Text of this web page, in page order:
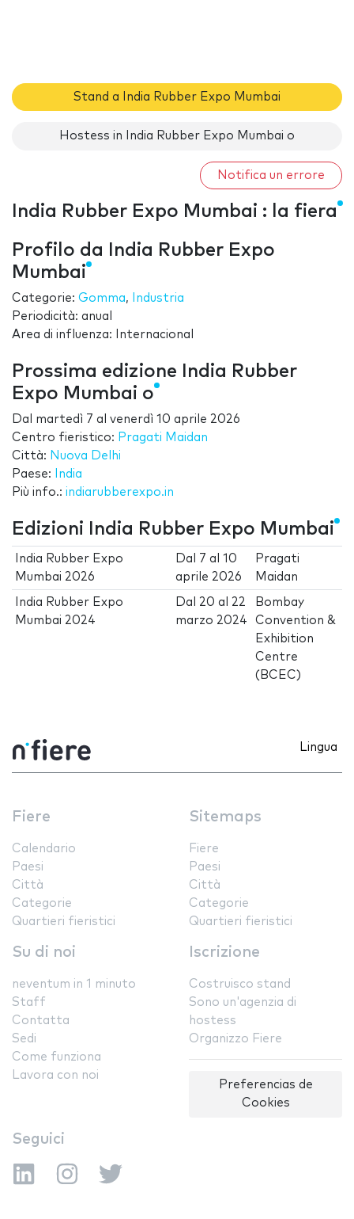
Stand a India Rubber Expo Mumbai
Hostess in India Rubber Expo Mumbai o
Notifica un errore
India Rubber Expo Mumbai : la fiera
Profilo da India Rubber Expo
Mumbai
Categorie: Gomma,
Industria
Periodicità: anual
Area di influenza: Internacional
Prossima edizione India Rubber
Expo Mumbai o
Dal martedì 7 al venerdì 10 aprile 2026
Centro fieristico: Pragati Maidan
Città: Nuova Delhi
Paese:
India
Più info.: indiarubberexpo.in
Edizioni India Rubber Expo Mumbai
India Rubber Expo
Mumbai 2026
Dal 7 al10
aprile 2026
Pragati
Maidan
India Rubber Expo
Mumbai 2024
Dal 20 al 22
marzo 2024
Bombay
Convention &
Exhibition
Centre
(BCEC)
Lingua
Fiere
Calendario
Paesi
Città
Categorie
Quartieri fieristici
Sitemaps
Fiere
Paesi
Città
Categorie
Quartieri fieristici
Su di noi
neventum in 1 minuto
Staff
Contatta
Sedi
Come funziona
Lavora con noi
Iscrizione
Costruisco stand
Sono un'agenzia di
hostess
Organizzo Fiere
Preferencias de
Cookies
Seguici